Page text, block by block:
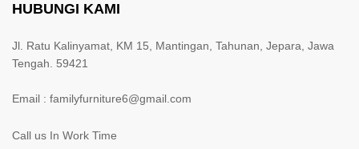
HUBUNGI KAMI
Jl. Ratu Kalinyamat, KM 15, Mantingan, Tahunan, Jepara, Jawa
Tengah. 59421
Email : familyfurniture6@gmail.com
Call us In Work Time